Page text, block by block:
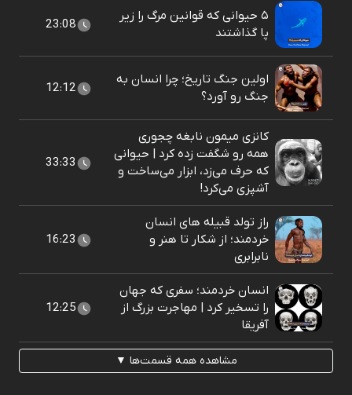
۵ حیوانی که قوانین مرگ را زیر
پا گذاشتند
23:08
اولین جنگ تاریخ؛ چرا انسان به
جنگ رو آورد؟
12:12
کانزی میمون نابغه چجوری
همه رو شگفت زده کرد | حیوانی
که حرف می‌زد، ابزار می‌ساخت و
آشپزی می‌کرد!
33:33
راز تولد قبیله های انسان
خردمند؛ از شکار تا هنر و
نابرابری
16:23
انسان خردمند؛ سفری که جهان
را تسخیر کرد | مهاجرت بزرگ از
آفریقا
12:25
مشاهده همه قسمت‌ها ▼